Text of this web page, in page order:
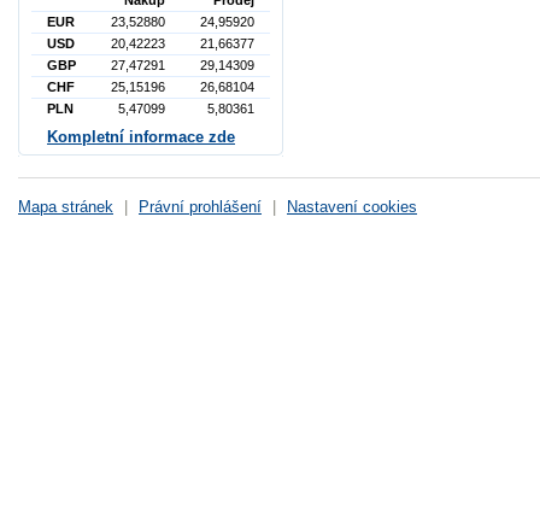
EUR
23,52880
24,95920
USD
20,42223
21,66377
GBP
27,47291
29,14309
CHF
25,15196
26,68104
PLN
5,47099 5,80361
Kompletní informace zde
Mapa stránek Právní prohlášení Nastavení cookies